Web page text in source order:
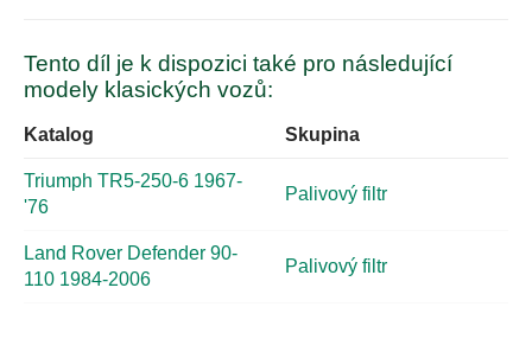
Tento díl je k dispozici také pro následující
modely klasických vozů:
Katalog Skupina
Triumph TR5-250-6 1967-
'76
Palivový filtr
Land Rover Defender 90-
110 1984-2006
Palivový filtr